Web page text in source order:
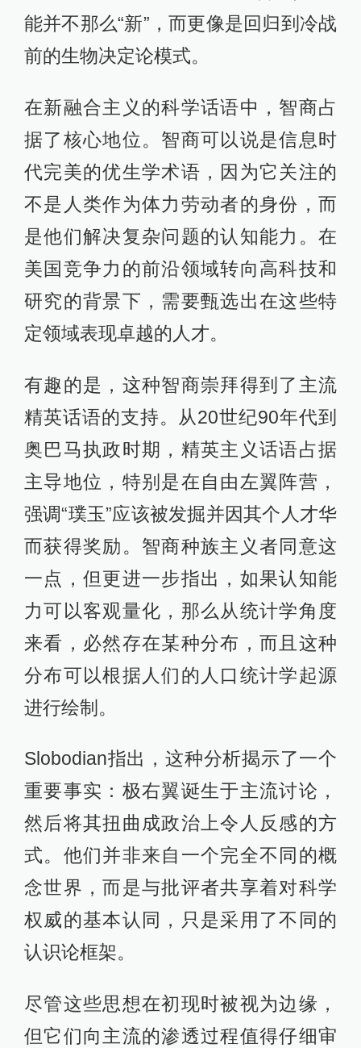
能并不那么“新”，而更像是回归到冷战
前的生物决定论模式。
在新融合主义的科学话语中，智商占
据了核心地位。智商可以说是信息时
代完美的优生学术语，因为它关注的
不是人类作为体力劳动者的身份，而
是他们解决复杂问题的认知能力。在
美国竞争力的前沿领域转向高科技和
研究的背景下，需要甄选出在这些特
定领域表现卓越的人才。
有趣的是，这种智商崇拜得到了主流
精英话语的支持。从20世纪90年代到
奥巴马执政时期，精英主义话语占据
主导地位，特别是在自由左翼阵营，
强调“璞玉”应该被发掘并因其个人才华
而获得奖励。智商种族主义者同意这
一点，但更进一步指出，如果认知能
力可以客观量化，那么从统计学角度
来看，必然存在某种分布，而且这种
分布可以根据人们的人口统计学起源
进行绘制。
Slobodian指出，这种分析揭示了一个
重要事实：极右翼诞生于主流讨论，
然后将其扭曲成政治上令人反感的方
式。他们并非来自一个完全不同的概
念世界，而是与批评者共享着对科学
权威的基本认同，只是采用了不同的
认识论框架。
尽管这些思想在初现时被视为边缘，
但它们向主流的渗透过程值得仔细审